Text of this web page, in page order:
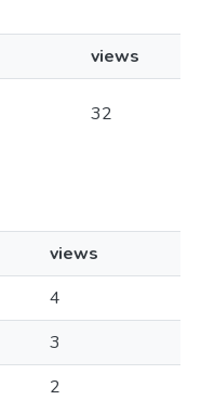
views
32
views
4
3
2